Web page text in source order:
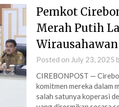
Pemkot
Merah Putih
Posted on July 23, 2025
CIREBONPOST —
komitmen mereka dalam
salah satunya koperasi